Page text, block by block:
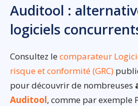
Auditool :
logiciels
Consultez lecomparateur
risque et conformité (GRC)
pour découvrir de nombreuses
Auditool, comme par exemple